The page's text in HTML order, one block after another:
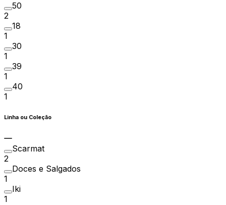
50
2
18
1
30
1
39
1
40
1
Linha ou Coleção
Scarmat
2
Doces e Salgados
1
Iki
1